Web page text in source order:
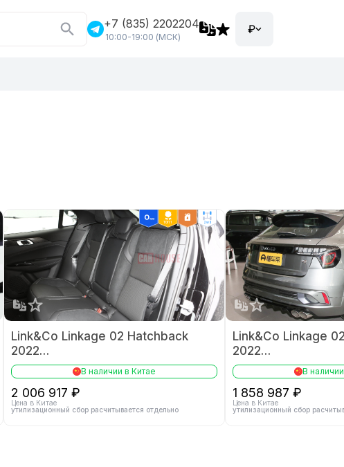
+7 (835) 2202204
10:00-19:00 (МСК)
₽
ТОП 1 2wd
Link&Co Linkage 02 Hatchback
2022
2.0TD Hatchback Pro
В наличии в Китае
2 006 917 ₽
Цена в Китае
утилизационный сбор расчитывается отдельно
Link&Co Linkage
2022
2.0TD Hatchback
В
1 858 987 ₽
Цена в Китае
утилизационный сбор